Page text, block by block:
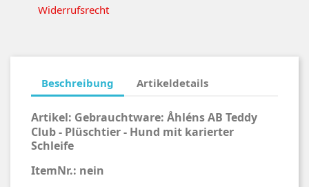
Widerrufsrecht
Beschreibung Artikeldetails
Artikel: Gebrauchtware: Åhléns AB Teddy
Club - Plüschtier - Hund mit karierter
Schleife
ItemNr.: nein